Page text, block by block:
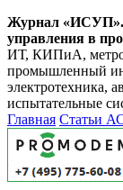
Журнал «ИСУП».
управления в
ИТ, КИПиА,
промышленный
электротехника,
испытательные
Главная Статьи